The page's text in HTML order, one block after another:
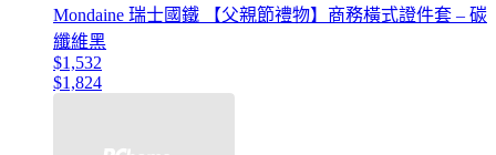
Mondaine 瑞士國鐵 【父親節禮物】商務橫式證件套 – 碳
纖維黑
$1,532
$1,824